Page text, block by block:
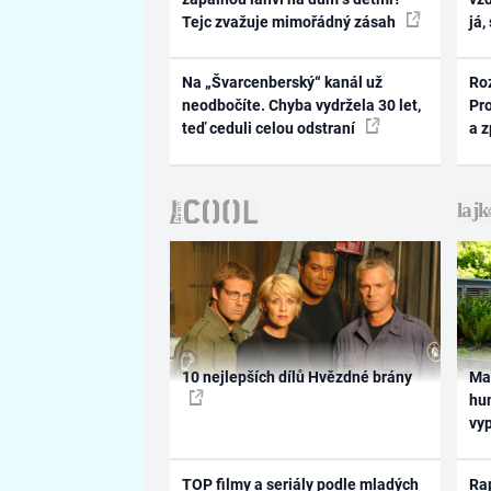
Tejc zvažuje mimořádný zásah
Na „Švarcenberský“ kanál už
neodbočíte. Chyba vydržela 30 let,
teď ceduli celou odstraní
já,
a
10 nejlepších dílů Hvězdné brány
TOP filmy a seriály podle mladých